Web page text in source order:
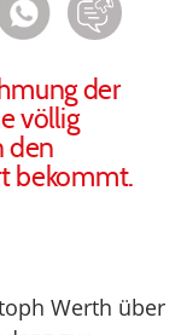
der
völlig
den
bekommt.
Werth über